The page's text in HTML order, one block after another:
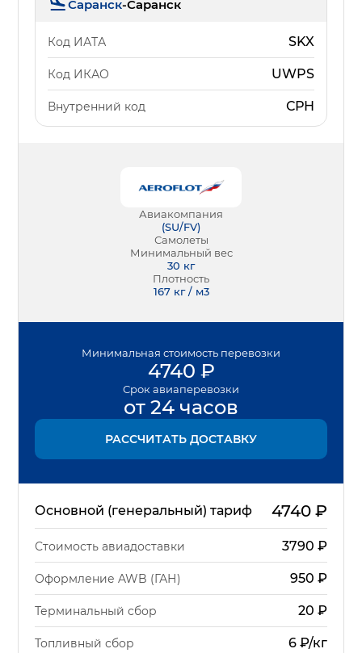
Саранск-Саранск
Код ИАТА SKX
Код ИКАО UWPS
Внутренний код СРН
Авиакомпания
(SU/FV)
Самолеты
Минимальный вес
30 кг
Плотность
167 кг / м3
Минимальная стоимость перевозки
4740 ₽
Срок авиаперевозки
от 24 часов
РАССЧИТАТЬ ДОСТАВКУ
Основной (генеральный) тариф 4740₽
Стоимость авиадоставки 3790 ₽
Оформление AWB (ГАН) 950 ₽
Терминальный сбор 20 ₽
Топливный сбор
6 ₽/кг